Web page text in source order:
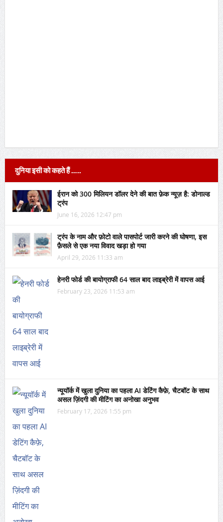
दुनिया इसी को कहते हैं …..
ईरान को 300 मिलियन डॉलर देने की बात फ़ेक न्यूज़ है: डोनाल्ड
ट्रंप
June 16, 2026 12:47 pm
ट्रंप के नाम और फ़ोटो वाले पासपोर्ट जारी करने की घोषणा, इस
फ़ैसले से एक नया विवाद खड़ा हो गया
April 29, 2026 11:33 am
हेनरी फोर्ड की बायोग्राफी 64 साल बाद लाइब्रेरी में वापस आई
February 23, 2026 11:53 am
न्यूयॉर्क में खुला दुनिया का पहला AI डेटिंग कैफ़े, चैटबॉट के साथ
असल ज़िंदगी की मीटिंग का अनोखा अनुभव
February 17, 2026 1:55 pm